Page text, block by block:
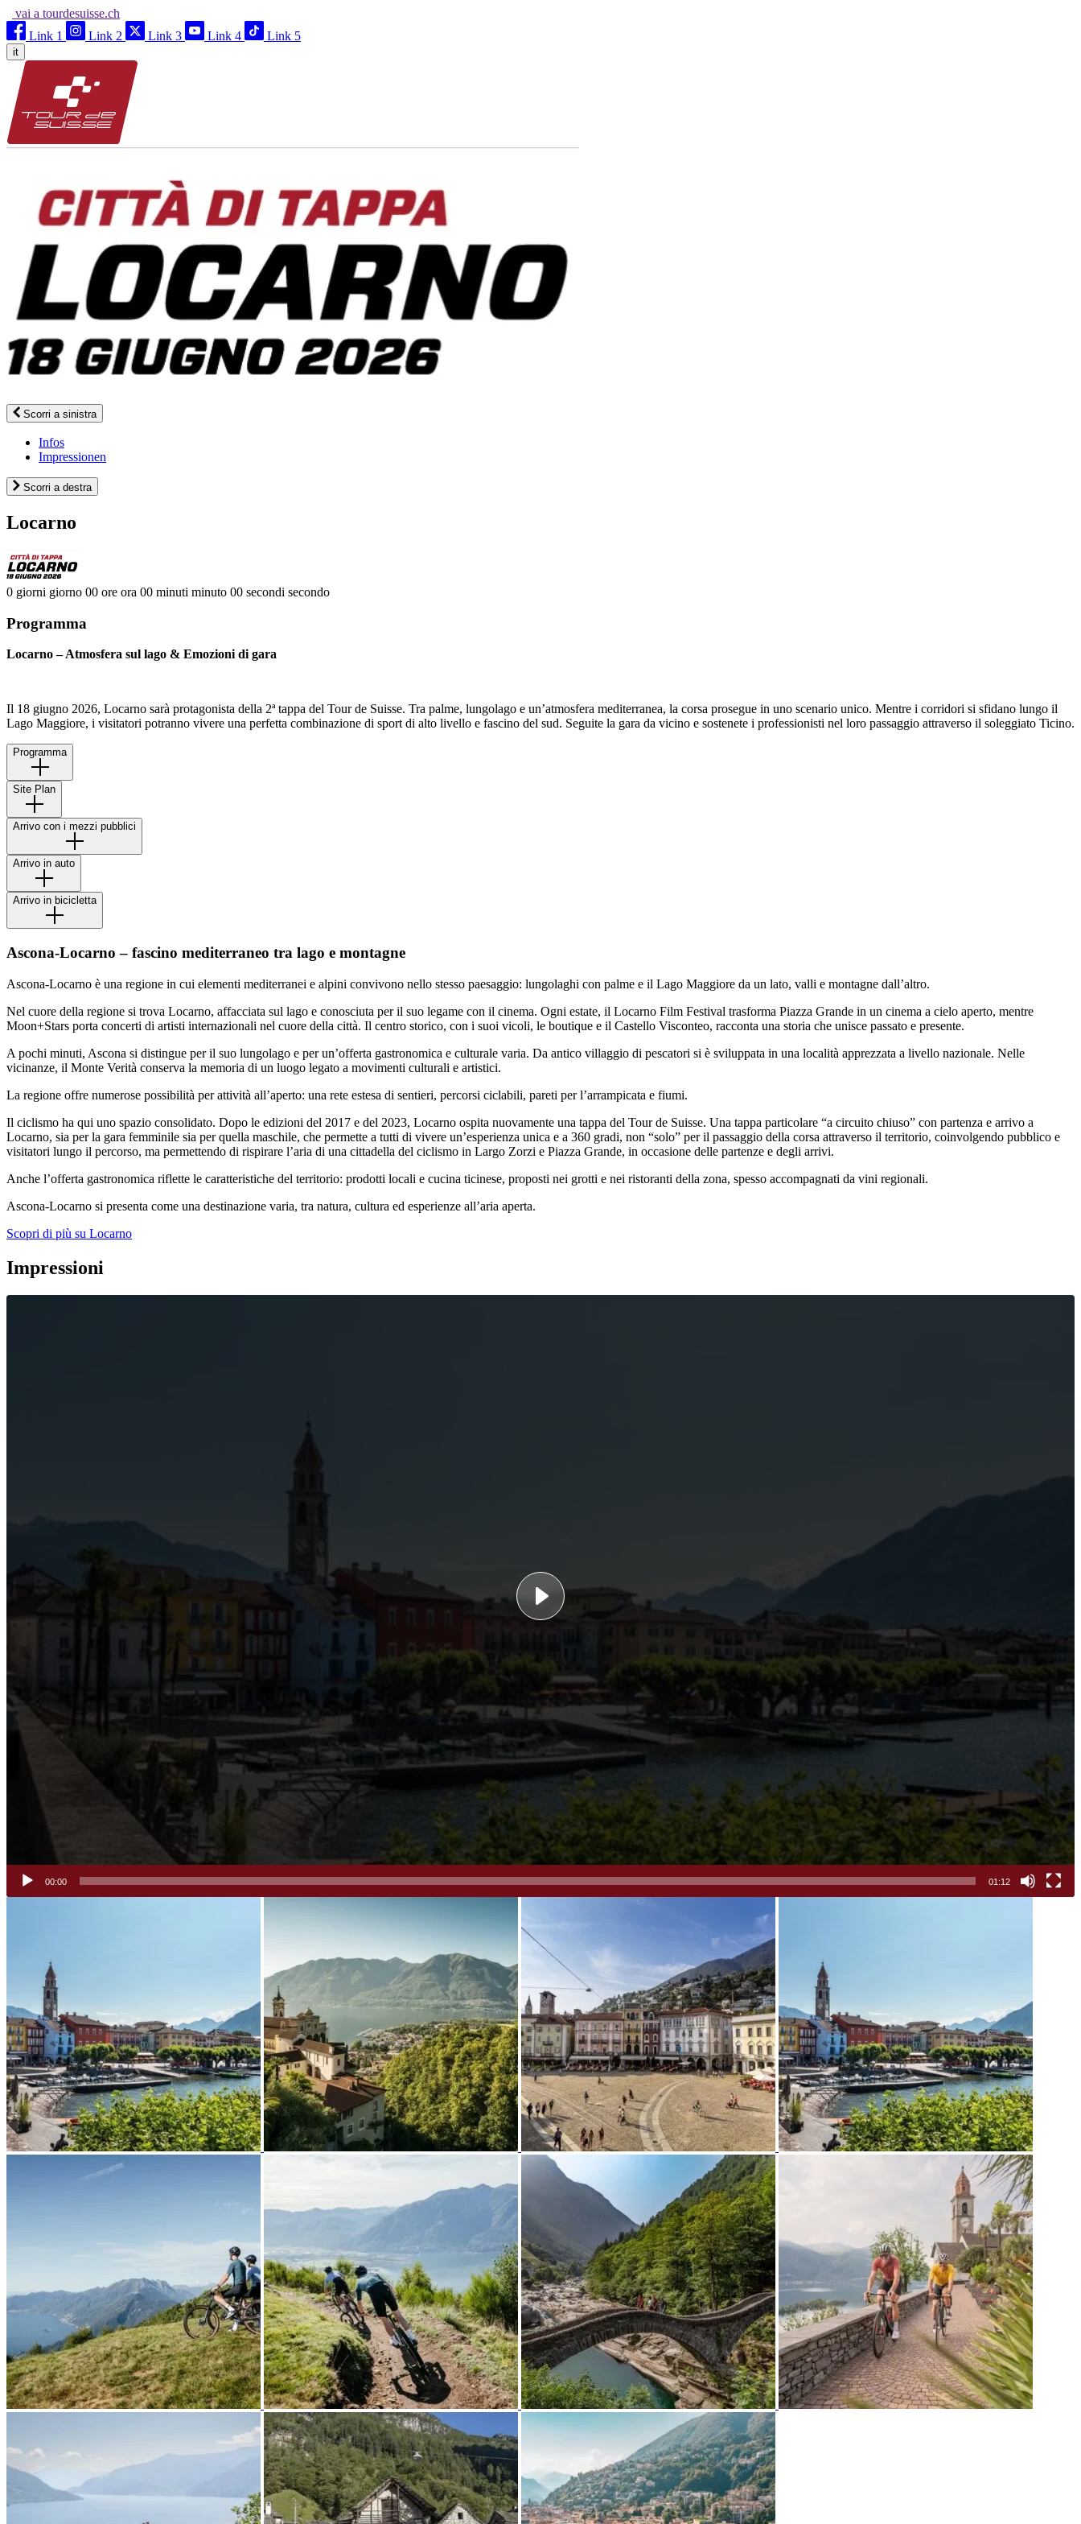
vai a tourdesuisse.ch
Link 1
Link 2 Link 3 Link 4 Link 5
it
Scorri a sinistra
Infos
Impressionen
Scorri a destra
Locarno
0 giorni giorno 00 ore ora 00 minuti minuto 00 secondi secondo
Programma
Locarno – Atmosfera sul lago & Emozioni di gara
Il 18 giugno 2026, Locarno sarà protagonista della 2ª tappa del Tour de Suisse. Tra palme, lungolago e un’atmosfera mediterranea, la corsa prosegue in uno scenario unico. Mentre i corridori si sfidano lungo il
Lago Maggiore, i visitatori potranno vivere una perfetta combinazione di sport di alto livello e fascino del sud. Seguite la gara da vicino e sostenete i professionisti nel loro passaggio attraverso il soleggiato Ticino.
Programma
Site Plan
Arrivo con i mezzi pubblici
Arrivo in auto
Arrivo in bicicletta
Ascona-Locarno – fascino mediterraneo tra lago e montagne
Ascona-Locarno è una regione in cui elementi mediterranei e alpini convivono nello stesso paesaggio: lungolaghi con palme e il Lago Maggiore da un lato, valli e montagne dall’altro.
Nel cuore della regione si trova Locarno, affacciata sul lago e conosciuta per il suo legame con il cinema. Ogni estate, il Locarno Film Festival trasforma Piazza Grande in un cinema a cielo aperto, mentre
Moon+Stars porta concerti di artisti internazionali nel cuore della città. Il centro storico, con i suoi vicoli, le boutique e il Castello Visconteo, racconta una storia che unisce passato e presente.
A pochi minuti, Ascona si distingue per il suo lungolago e per un’offerta gastronomica e culturale varia. Da antico villaggio di pescatori si è sviluppata in una località apprezzata a livello nazionale. Nelle
vicinanze, il Monte Verità conserva la memoria di un luogo legato a movimenti culturali e artistici.
La regione offre numerose possibilità per attività all’aperto: una rete estesa di sentieri, percorsi ciclabili, pareti per l’arrampicata e fiumi.
Il ciclismo ha qui uno spazio consolidato. Dopo le edizioni del 2017 e del 2023, Locarno ospita nuovamente una tappa del Tour de Suisse. Una tappa particolare “a circuito chiuso” con partenza e arrivo a
Locarno, sia per la gara femminile sia per quella maschile, che permette a tutti di vivere un’esperienza unica e a 360 gradi, non “solo” per il passaggio della corsa attraverso il territorio, coinvolgendo pubblico e
visitatori lungo il percorso, ma permettendo di rispirare l’aria di una cittadella del ciclismo in Largo Zorzi e Piazza Grande, in occasione delle partenze e degli arrivi.
Anche l’offerta gastronomica riflette le caratteristiche del territorio: prodotti locali e cucina ticinese, proposti nei grotti e nei ristoranti della zona, spesso accompagnati da vini regionali.
Ascona-Locarno si presenta come una destinazione varia, tra natura, cultura ed esperienze all’aria aperta.
Scopri di più su Locarno
Impressioni
Video
00:00 01:12